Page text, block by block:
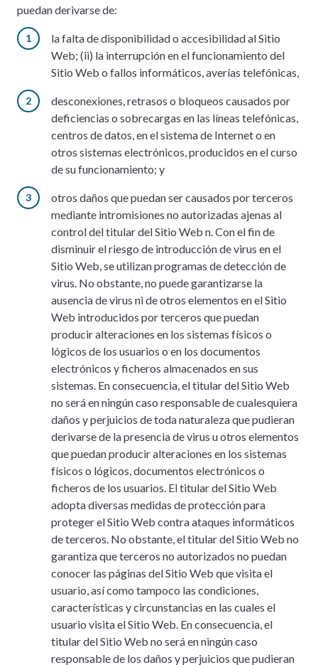
puedan derivarse de:
la falta de disponibilidad o accesibilidad al Sitio
Web; (ii) la interrupción en el funcionamiento del
Sitio Web o fallos informáticos, averías telefónicas,
desconexiones, retrasos o bloqueos causados por
deficiencias o sobrecargas en las líneas telefónicas,
centros de datos, en el sistema de Internet o en
otros sistemas electrónicos, producidos en el curso
de su funcionamiento; y
otros daños que puedan ser causados por terceros
mediante intromisiones no autorizadas ajenas al
control del titular del Sitio Web n. Con el fin de
disminuir el riesgo de introducción de virus en el
Sitio Web, se utilizan programas de detección de
virus. No obstante, no puede garantizarse la
ausencia de virus ni de otros elementos en el Sitio
Web introducidos por terceros que puedan
producir alteraciones en los sistemas físicos o
lógicos de los usuarios o en los documentos
electrónicos y ficheros almacenados en sus
sistemas. En consecuencia, el titular del Sitio Web
no será en ningún caso responsable de cualesquiera
daños y perjuicios de toda naturaleza que pudieran
derivarse de la presencia de virus u otros elementos
que puedan producir alteraciones en los sistemas
físicos o lógicos, documentos electrónicos o
ficheros de los usuarios. El titular del Sitio Web
adopta diversas medidas de protección para
proteger el Sitio Web contra ataques informáticos
de terceros. No obstante, el titular del Sitio Web no
garantiza que terceros no autorizados no puedan
conocer las páginas del Sitio Web que visita el
usuario, así como tampoco las condiciones,
características y circunstancias en las cuales el
usuario visita el Sitio Web. En consecuencia, el
titular del Sitio Web no será en ningún caso
responsable de los daños y perjuicios que pudieran